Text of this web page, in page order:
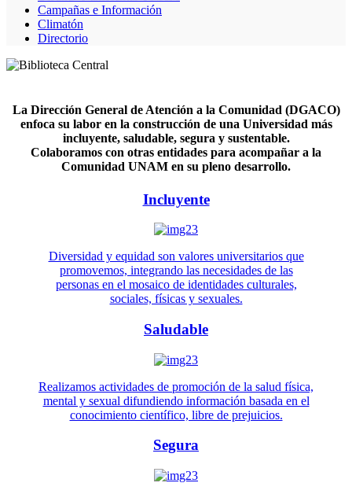
Campañas e Información
Climatón
Directorio
La Dirección General de Atención a la Comunidad (DGACO)
enfoca su labor en la construcción de una Universidad más
incluyente, saludable, segura y sustentable.
Colaboramos con otras entidades para acompañar a la
Comunidad UNAM en su pleno desarrollo.
Incluyente
Diversidad y equidad son valores universitarios que
promovemos, integrando las necesidades de las
personas en el mosaico de identidades culturales,
sociales, físicas y sexuales.
Saludable
Realizamos actividades de promoción de la salud física,
mental y sexual difundiendo información basada en el
conocimiento científico, libre de prejuicios.
Segura